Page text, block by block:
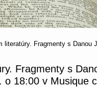
literatúry. Fragmenty s Danou
Fragmenty s
18:00 v Musique